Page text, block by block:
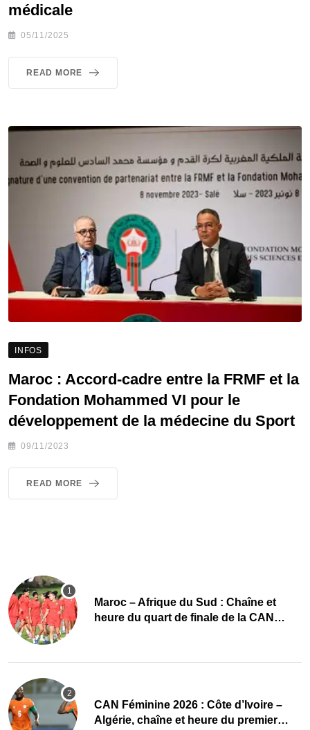
médicale
05/11/2025
READ MORE
INFOS
Maroc : Accord-cadre entre la FRMF et la
Fondation Mohammed VI pour le
développement de la médecine du Sport
09/11/2023
READ MORE
Maroc – Afrique du Sud : Chaîne et
heure du quart de finale de la CAN
CAN Féminine 2026 : Côte d’Ivoire –
Algérie, chaîne et heure du premier